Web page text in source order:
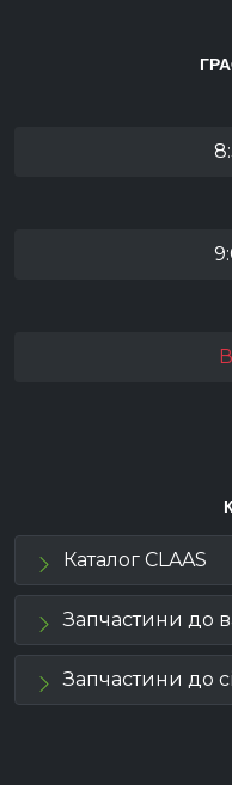
Каталог CLAAS
Запчастини до
Запчастини до